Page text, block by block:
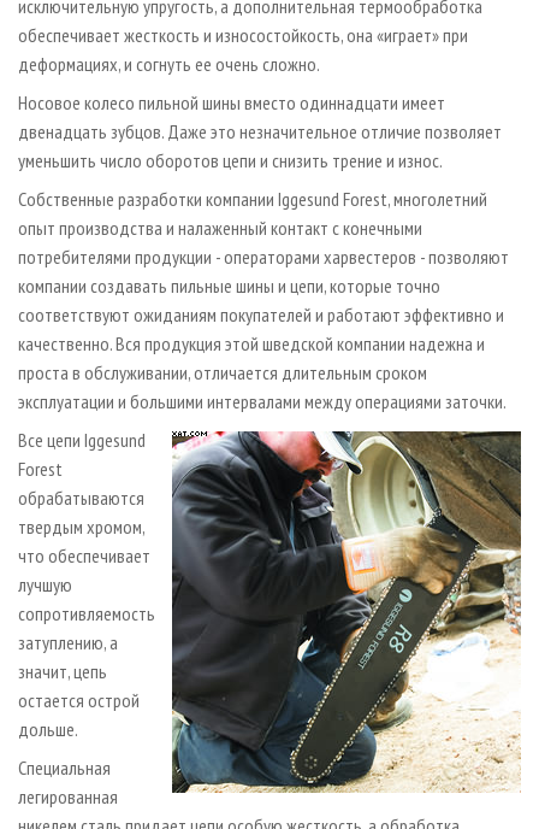
исключительную упругость, а дополнительная термообработка
обеспечивает жесткость и износостойкость, она «играет» при
деформациях, и согнуть ее очень сложно.
Носовое колесо пильной шины вместо одиннадцати имеет
двенадцать зубцов. Даже это незначительное отличие позволяет
уменьшить число оборотов цепи и снизить трение и износ.
Собственные разработки компании Iggesund Forest, многолетний
опыт производства и налаженный контакт с конечными
потребителями продукции - операторами харвестеров - позволяют
компании создавать пильные шины и цепи, которые точно
соответствуют ожиданиям покупателей и работают эффективно и
качественно. Вся продукция этой шведской компании надежна и
проста в обслуживании, отличается длительным сроком
эксплуатации и большими интервалами между операциями заточки.
Все цепи Iggesund
Forest
обрабатываются
твердым хромом,
что обеспечивает
лучшую
сопротивляемость
затуплению, а
значит, цепь
остается острой
дольше.
Специальная
легированная